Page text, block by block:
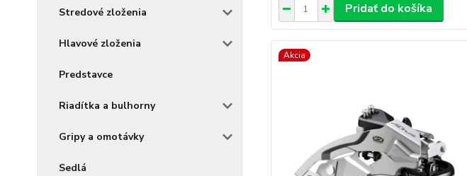
Stredové zloženia
Hlavové zloženia
Predstavce
Riadítka a bulhorny
Gripy a omotávky
Sedlá
Pridať do košíka
Akcia